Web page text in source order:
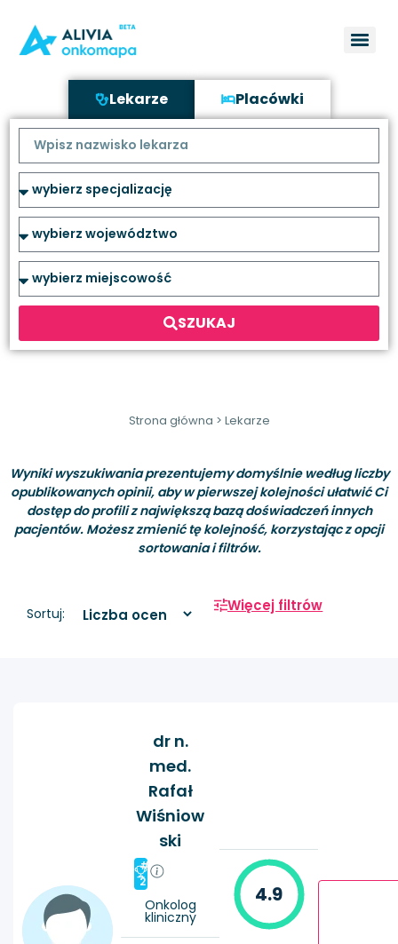
Lekarze Placówki
SZUKAJ
Strona główna > Lekarze
Wyniki wyszukiwania prezentujemy domyślnie według liczby
opublikowanych opinii, aby w pierwszej kolejności ułatwić Ci
dostęp do profili z największą bazą doświadczeń innych
pacjentów. Możesz zmienić tę kolejność, korzystając z opcji
sortowania i filtrów.
Sortuj: Więcej filtrów
dr n.
med.
Rafał
Wiśniow
ski
#
2
Onkolog
kliniczny
4.9